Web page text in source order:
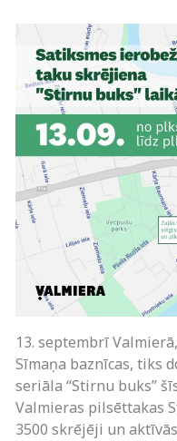
13. septembrī
Sīmaņa baznīcas, tiks
seriāla “Stirnu buks”
Valmieras pilsēttakas
3500 skrējēji un